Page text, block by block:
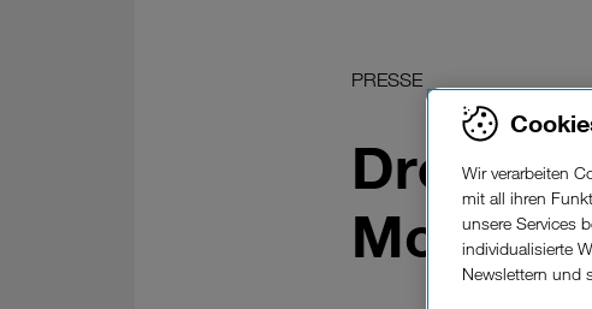
PRESSE
Drei:
Monate
Wir verarbeiten
mit all ihren
unsere Services
individualisierte
Newslettern und